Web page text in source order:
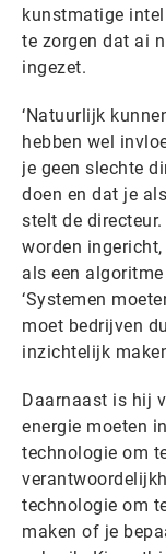
kunstmatige
te zorgen dat ai
ingezet.
‘Natuurlijk
hebben wel
je geen slechte
doen en dat je
stelt de
worden
als een
‘Systemen
moet bedrijven
inzichtelijk
Daarnaast is hij
energie moeten
technologie om
technologie om
maken of je